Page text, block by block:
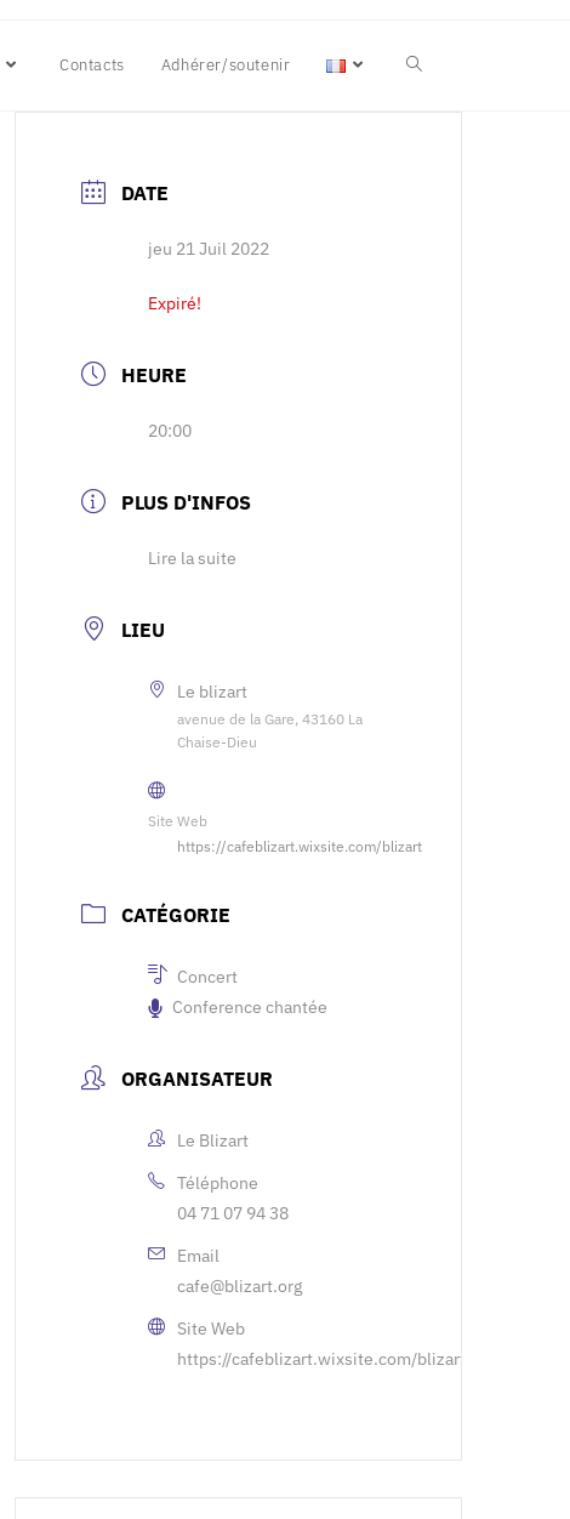
Contacts Adhérer/soutenir
DATE
jeu 21 Juil 2022
Expiré!
HEURE
20:00
PLUS D'INFOS
Lire la suite
LIEU
Le blizart
avenue de la Gare, 43160 La
Chaise-Dieu
Site Web
https://cafeblizart.wixsite.com/blizart
CATÉGORIE
Concert
Conference chantée
ORGANISATEUR
Le Blizart
Téléphone
04 71 07 94 38
Email
cafe@blizart.org
Site Web
https://cafeblizart.wixsite.com/blizart